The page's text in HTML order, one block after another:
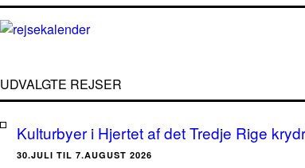
UDVALGTE REJSER
Kulturbyer i Hjertet af det Tredje Rige
30.JULI TIL 7.AUGUST 2026